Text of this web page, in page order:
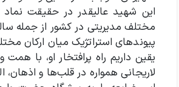
این شهید عالیقدر در حقیقت
مختلف مدیریتی در کشور از جمله
پیوندهای استراتژیک میان ارکان
یقین داریم راه پرافتخار او، با
لاریجانی همواره در قلب‌ها و